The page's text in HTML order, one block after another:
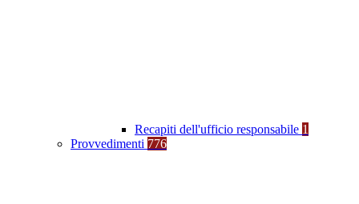
Recapiti dell'ufficio responsabile 1
Provvedimenti 776